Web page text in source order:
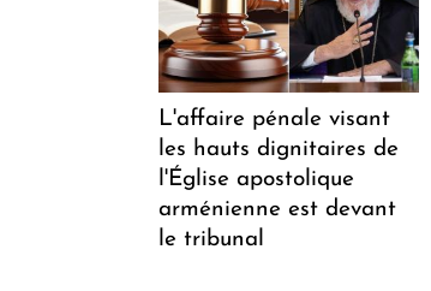
L'affaire pénale visant
les hauts dignitaires de
l'Église apostolique
arménienne est devant
le tribunal